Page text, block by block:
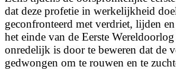
dat deze profetie in werkelijkheid
geconfronteerd met verdriet, lijden
het einde van de Eerste
onredelijk is door te beweren dat de
gedwongen om te rouwen en te